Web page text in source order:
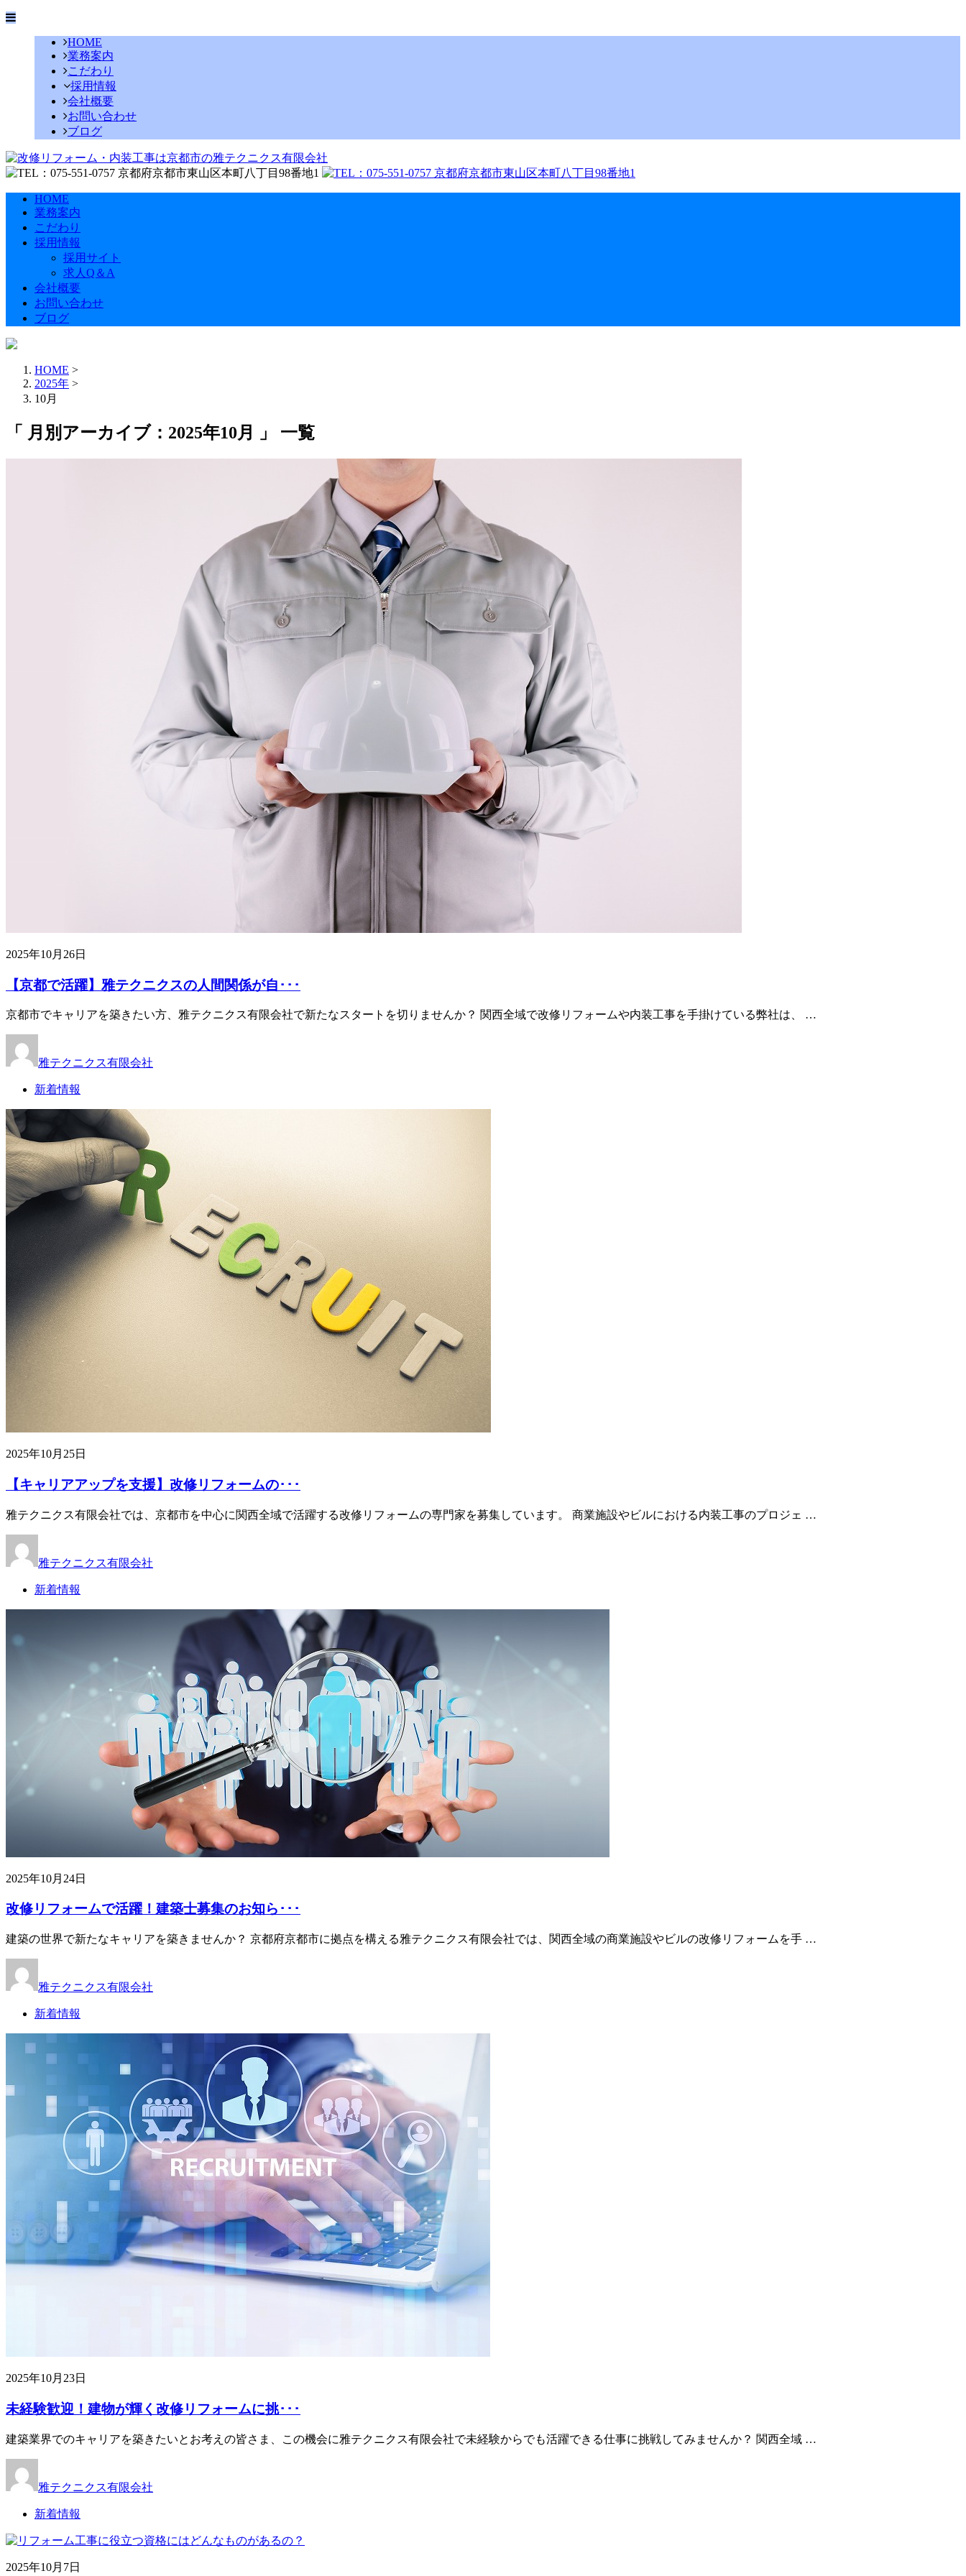
HOME
業務案内
こだわり
採用情報
会社概要
お問い合わせ
ブログ
HOME
業務案内
こだわり
採用情報
採用サイト
求人Q＆A
会社概要
お問い合わせ
ブログ
HOME >
2025年 >
10月
「 月別アーカイブ：2025年10月 」 一覧
2025年10月26日
【京都で活躍】雅テクニクスの人間関係が自･･･
京都市でキャリアを築きたい方、雅テクニクス有限会社で新たなスタートを切りませんか？ 関西全域で改修リフォームや内装工事を手掛けている弊社は、 …
雅テクニクス有限会社
新着情報
2025年10月25日
【キャリアアップを支援】改修リフォームの･･･
雅テクニクス有限会社では、京都市を中心に関西全域で活躍する改修リフォームの専門家を募集しています。 商業施設やビルにおける内装工事のプロジェ …
雅テクニクス有限会社
新着情報
2025年10月24日
改修リフォームで活躍！建築士募集のお知ら･･･
建築の世界で新たなキャリアを築きませんか？ 京都府京都市に拠点を構える雅テクニクス有限会社では、関西全域の商業施設やビルの改修リフォームを手 …
雅テクニクス有限会社
新着情報
2025年10月23日
未経験歓迎！建物が輝く改修リフォームに挑･･･
建築業界でのキャリアを築きたいとお考えの皆さま、この機会に雅テクニクス有限会社で未経験からでも活躍できる仕事に挑戦してみませんか？ 関西全域 …
雅テクニクス有限会社
新着情報
2025年10月7日